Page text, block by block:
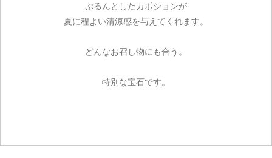
ぷるんとしたカボションが
夏に程よい清涼感を与えてくれます。
どんなお召し物にも合う。
特別な宝石です。